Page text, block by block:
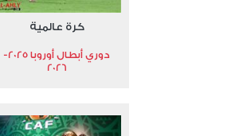
كرة عالمية
دوري أبطال أوروبا 2025-
2026